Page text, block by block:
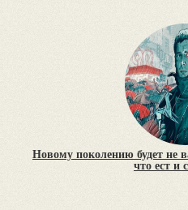
Новому поколению будет не
что ест и